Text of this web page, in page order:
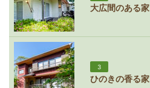
大広間のある家
3
ひのきの香る家